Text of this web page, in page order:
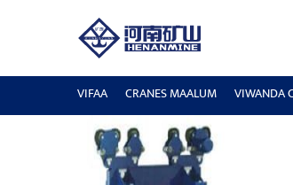
VIFAA CRANES MAALUM VIWANDA